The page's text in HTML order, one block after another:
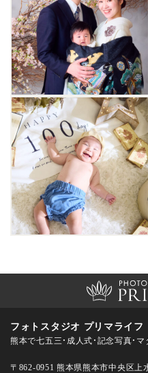
フォトスタジオ プリマライフ
熊本で七五三・成人式・記念写真・
〒862-0951 熊本県熊本市中央区上